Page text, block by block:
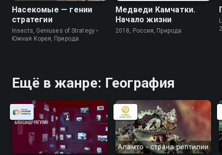
Насекомые — гении
стратегии
Insects, Geniuses of Strategy •
Южная Корея, Природа
Медведи Камчатки.
Начало жизни
2018, Россия, Природа
Ещё в жанре: География